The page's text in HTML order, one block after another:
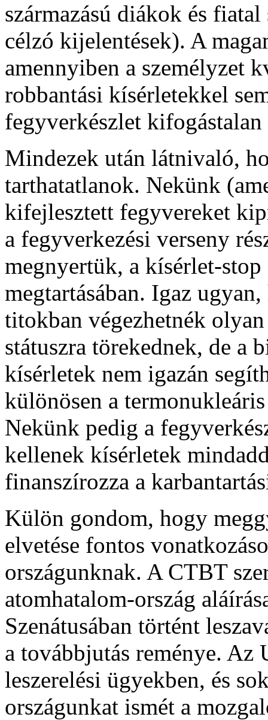
származású diákok és
célzó kijelentések). A
amennyiben a személyzet
robbantási kísérletekkel
fegyverkészlet
Mindezek után látnivaló,
tarthatatlanok. Nekünk
kifejlesztett fegyvereket
a fegyverkezési verseny
megnyertük, a kísérlet-
megtartásában. Igaz
titokban végezhetnék
státuszra törekednek, de a
kísérletek nem igazán
különösen a
Nekünk pedig a
kellenek kísérletek
finanszírozza a
Külön gondom, hogy
elvetése fontos
országunknak. A CTBT
atomhatalom-ország
Szenátusában történt
a továbbjutás reménye. Az
leszerelési ügyekben, és
országunkat ismét a